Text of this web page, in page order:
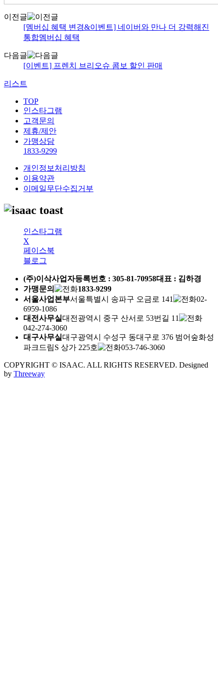
이전글
[멤버십 혜택 변경&이벤트] 네이버와 만나 더 강력해진
통합멤버십 혜택
다음글
[이벤트] 프렌치 브리오슈 콤보 할인 판매
리스트
TOP
인스타그램
고객문의
제휴/제안
가맹상담
1833-9299
개인정보처리방침
이용약관
이메일무단수집거부
인스타그램
X
페이스북
블로그
(주)이삭사업자등록번호 : 305-81-70958대표 : 김하경
가맹문의
1833-9299
서울사업본부서울특별시 송파구 오금로 141
02-
6959-1086
대전사무실대전광역시 중구 산서로 53번길 11
042-274-3060
대구사무실대구광역시 수성구 동대구로 376 범어숲화성
파크드림S 상가 225호
053-746-3060
COPYRIGHT © ISAAC. ALL RIGHTS RESERVED. Designed
by Threeway